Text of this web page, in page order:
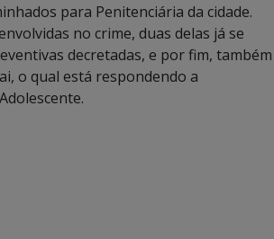
para Penitenciária da cidade.
no crime, duas delas já se
decretadas, e por fim, também
o qual está respondendo a